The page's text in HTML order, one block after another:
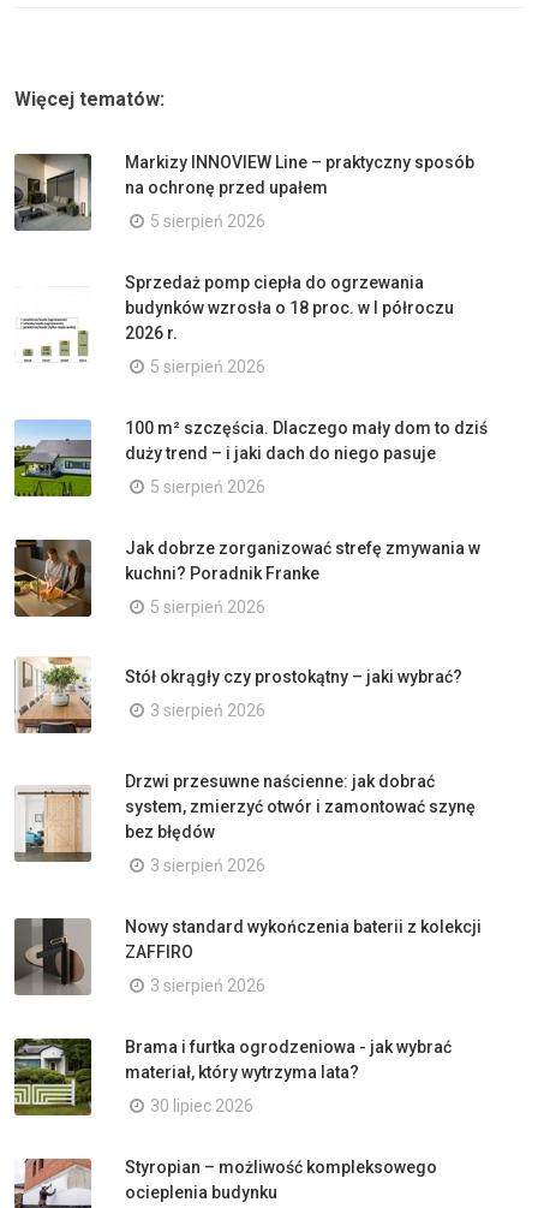
Więcej tematów:
Markizy INNOVIEW Line – praktyczny sposób
na ochronę przed upałem
5 sierpień 2026
Sprzedaż pomp ciepła do ogrzewania
budynków wzrosła o 18 proc. w I półroczu
2026 r.
5 sierpień 2026
100 m² szczęścia. Dlaczego mały dom to dziś
duży trend – i jaki dach do niego pasuje
5 sierpień 2026
Jak dobrze zorganizować strefę zmywania w
kuchni? Poradnik Franke
5 sierpień 2026
Stół okrągły czy prostokątny – jaki wybrać?
3 sierpień 2026
Drzwi przesuwne naścienne: jak dobrać
system, zmierzyć otwór i zamontować szynę
bez błędów
3 sierpień 2026
Nowy standard wykończenia baterii z kolekcji
ZAFFIRO
3 sierpień 2026
Brama i furtka ogrodzeniowa - jak wybrać
materiał, który wytrzyma lata?
30 lipiec 2026
Styropian – możliwość kompleksowego
ocieplenia budynku